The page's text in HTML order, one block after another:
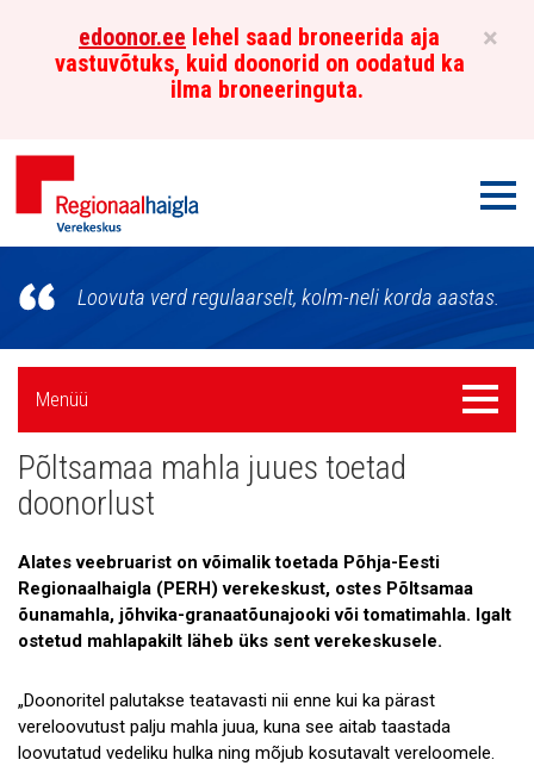
×
edoonor.ee lehel saad broneerida aja
vastuvõtuks, kuid doonorid on oodatud ka
ilma broneeringuta.
Põhja-
Eesti
Regionaalhaigla
Verekeskus
Loovuta verd regulaarselt, kolm-neli korda aastas.
Külgpaani
navigatsioon
Menüü
Menüü
Uudised
Galerii
Koostöö
Tule tööle!
Andmekaitse
Põltsamaa mahla juues toetad
doonorlust
Alates veebruarist on võimalik toetada Põhja-Eesti
Regionaalhaigla (PERH) verekeskust, ostes Põltsamaa
õunamahla, jõhvika-granaatõunajooki või tomatimahla. Igalt
ostetud mahlapakilt läheb üks sent verekeskusele.
„Doonoritel palutakse teatavasti nii enne kui ka pärast
vereloovutust palju mahla juua, kuna see aitab taastada
loovutatud vedeliku hulka ning mõjub kosutavalt vereloomele.